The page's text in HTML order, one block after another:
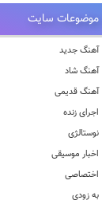
موضوعات سایت
آهنگ جدید
آهنگ شاد
آهنگ قدیمی
اجرای زنده
نوستالژی
اخبار موسیقی
اختصاصی
به زودی